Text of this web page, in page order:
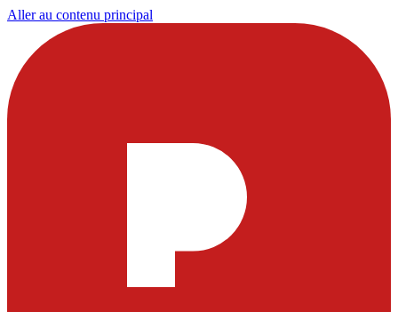
Aller au contenu principal